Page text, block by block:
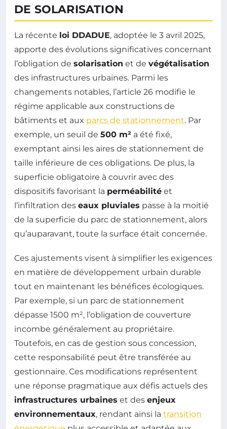
DE SOLARISATION
La récente loi DDADUE, adoptée le 3 avril 2025,
apporte des évolutions significatives concernant
l’obligation de solarisation et de végétalisation
des infrastructures urbaines. Parmi les
changements notables, l’article 26 modifie le
régime applicable aux constructions de
bâtiments et aux parcs de stationnement. Par
exemple, un seuil de 500 m² a été fixé,
exemptant ainsi les aires de stationnement de
taille inférieure de ces obligations. De plus, la
superficie obligatoire à couvrir avec des
dispositifs favorisant la perméabilité et
l’infiltration des eaux pluviales passe à la moitié
de la superficie du parc de stationnement, alors
qu’auparavant, toute la surface était concernée.
Ces ajustements visent à simplifier les exigences
en matière de développement urbain durable
tout en maintenant les bénéfices écologiques.
Par exemple, si un parc de stationnement
dépasse 1500 m², l’obligation de couverture
incombe généralement au propriétaire.
Toutefois, en cas de gestion sous concession,
cette responsabilité peut être transférée au
gestionnaire. Ces modifications représentent
une réponse pragmatique aux défis actuels des
infrastructures urbaines et des enjeux
environnementaux, rendant ainsi la transition